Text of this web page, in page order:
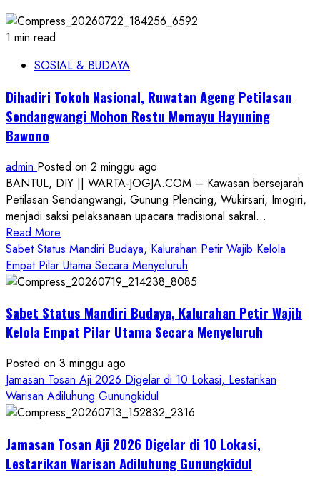
1 min read
SOSIAL & BUDAYA
Dihadiri Tokoh Nasional, Ruwatan Ageng Petilasan
Sendangwangi Mohon Restu Memayu Hayuning
Bawono
admin Posted on 2 minggu ago
BANTUL, DIY || WARTA-JOGJA.COM – Kawasan bersejarah
Petilasan Sendangwangi, Gunung Plencing, Wukirsari, Imogiri,
menjadi saksi pelaksanaan upacara tradisional sakral...
Read More
more
about
Dihadiri
Nasional,
Ruwatan
Petilasan
Sendangwangi
Mohon
Restu
Hayuning
Bawono
Sabet Status Mandiri Budaya, Kalurahan Petir Wajib Kelola
Empat Pilar Utama Secara Menyeluruh
Sabet Status Mandiri Budaya, Kalurahan Petir Wajib
Kelola Empat Pilar Utama Secara Menyeluruh
Posted on 3 minggu ago
Jamasan Tosan Aji 2026 Digelar di 10 Lokasi, Lestarikan
Warisan Adiluhung Gunungkidul
Jamasan Tosan Aji 2026 Digelar di 10 Lokasi,
Lestarikan Warisan Adiluhung Gunungkidul